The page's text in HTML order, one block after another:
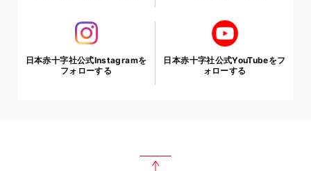
日本赤十字社公式Instagramを
フォローする
日本赤十字社公式YouTubeをフ
ォローする